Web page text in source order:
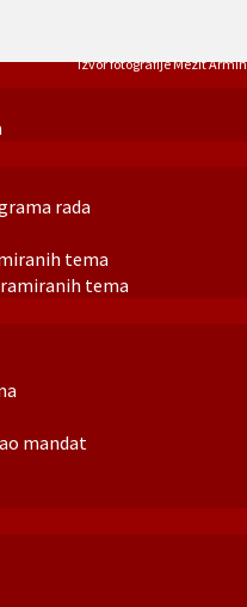
rada
tema
tema
mandat
Izvor fotografije Mezit Armin